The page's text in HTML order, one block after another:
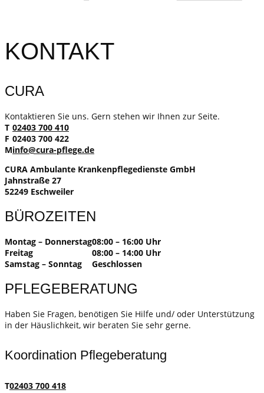
KONTAKT
CURA
Kontaktieren Sie uns. Gern stehen wir Ihnen zur Seite.
T 02403 700 410
F 02403 700 422
Minfo@cura-pflege.de
CURA Ambulante Krankenpflegedienste GmbH
Jahnstraße 27
52249 Eschweiler
BÜROZEITEN
Montag – Donnerstag08:00 – 16:00 Uhr
Freitag
08:00 – 14:00 Uhr
Samstag – Sonntag
Geschlossen
PFLEGEBERATUNG
Haben Sie Fragen, benötigen Sie Hilfe und/ oder Unterstützung
in der Häuslichkeit, wir beraten Sie sehr gerne.
Koordination Pflegeberatung
T02403 700 418